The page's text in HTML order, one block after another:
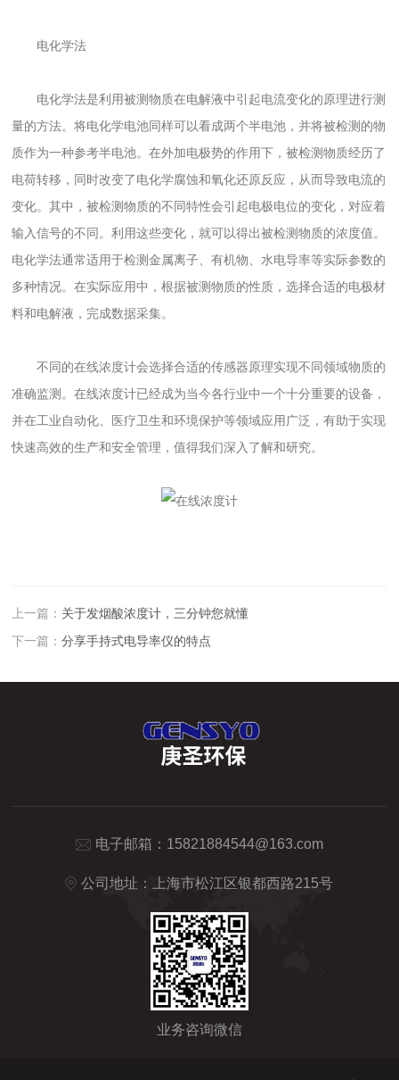
电化学法
电化学法是利用被测物质在电解液中引起电流变化的原理进行测
量的方法。将电化学电池同样可以看成两个半电池，并将被检测的物
质作为一种参考半电池。在外加电极势的作用下，被检测物质经历了
电荷转移，同时改变了电化学腐蚀和氧化还原反应，从而导致电流的
变化。其中，被检测物质的不同特性会引起电极电位的变化，对应着
输入信号的不同。利用这些变化，就可以得出被检测物质的浓度值。
电化学法通常适用于检测金属离子、有机物、水电导率等实际参数的
多种情况。在实际应用中，根据被测物质的性质，选择合适的电极材
料和电解液，完成数据采集。
不同的在线浓度计会选择合适的传感器原理实现不同领域物质的
准确监测。在线浓度计已经成为当今各行业中一个十分重要的设备，
并在工业自动化、医疗卫生和环境保护等领域应用广泛，有助于实现
快速高效的生产和安全管理，值得我们深入了解和研究。
上一篇： 关于发烟酸浓度计，三分钟您就懂
下一篇：分享手持式电导率仪的特点
电子邮箱： 15821884544@163.com
公司地址：上海市松江区银都西路215号
业务咨询微信